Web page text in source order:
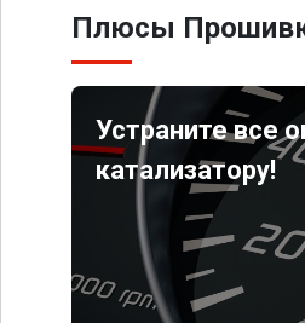
Плюсы
Устраните все
катализатору!